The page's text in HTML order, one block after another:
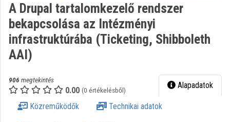
Intézményi felfedezés
Kategóriák
Intézményi listák
Intézmények
Közreműködők
A Drupal tartalomkezelő rendszer
bekapcsolása az Intézményi
infrastruktúrába (Ticketing, Shibboleth
AAI)
906 megtekintés
0.00 (0 értékelésből) Alapadatok
Közreműködők Technikai adatok